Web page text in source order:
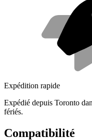
Expédition rapide
Expédié depuis Toronto
fériés.
Compatibilité